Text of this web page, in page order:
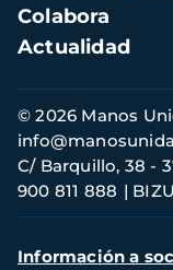
Colabora
Actualidad
Información
de
contacto
© 2026 Manos
C/ Barquillo, 38 -
900 811 888
Menú
Información a